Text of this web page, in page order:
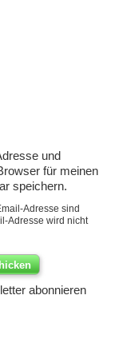
und
für meinen
speichern.
Adresse sind
Adresse wird nicht
abonnieren